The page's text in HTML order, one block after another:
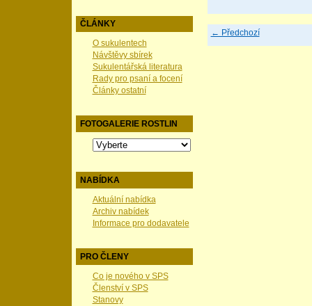
ČLÁNKY
O sukulentech
Návštěvy sbírek
Sukulentářská literatura
Rady pro psaní a focení
Články ostatní
FOTOGALERIE ROSTLIN
NABÍDKA
Aktuální nabídka
Archiv nabídek
Informace pro dodavatele
PRO ČLENY
Co je nového v SPS
Členství v SPS
Stanovy
← Předchozí